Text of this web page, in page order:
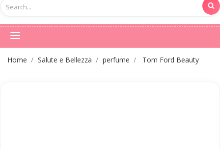
Home Salute e Bellezza perfume Tom Ford Beauty